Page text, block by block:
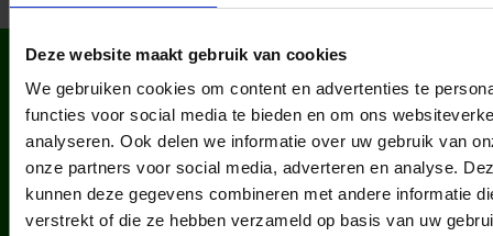
Deze website maakt gebruik van cookies
We gebruiken cookies om content en advertenties te
functies voor social media te bieden en om ons
analyseren. Ook delen we informatie over uw gebruik van
onze partners voor social media, adverteren en analyse.
kunnen deze gegevens combineren met andere informatie
verstrekt of die ze hebben verzameld op basis van uw
WIST JE DAT IN
NEDERLAND?